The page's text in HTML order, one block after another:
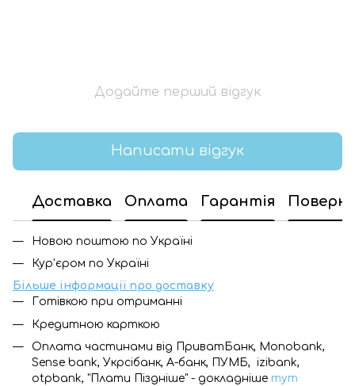
Додайте перший відгук
Написати відгук
Доставка Оплата Гарантія
Новою поштою по Україні
Кур'єром по Україні
Більше інформації про доставку
Готівкою при отриманні
Кредитною карткою
Оплата частинами від ПриватБанк, Monobank,
Sense bank, Укрсібанк, А-банк, ПУМБ, izibank,
otpbank, "Плати Піздніше" - докладніше тут